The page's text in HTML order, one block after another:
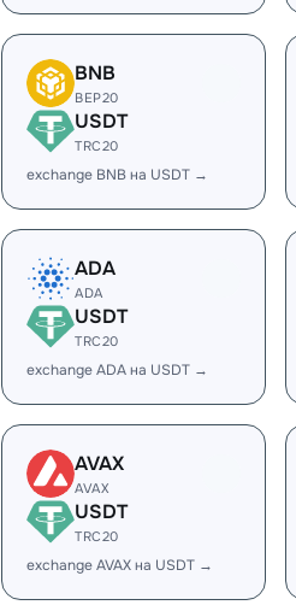
BNB
BEP20
USDT
TRC20
exchange BNB на USDT →
ADA
ADA
USDT
TRC20
exchange ADA на USDT →
AVAX
AVAX
USDT
TRC20
exchange AVAX на USDT →